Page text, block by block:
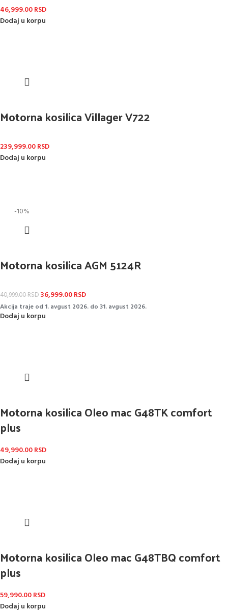
46,999.00RSD
Dodaj u korpu
Motorna kosilica Villager V722
239,999.00RSD
Dodaj u korpu
-10%
Motorna kosilica AGM 5124R
40,999.00RSD 36,999.00RSD
Akcija traje od 1. avgust 2026. do 31. avgust 2026.
Dodaj u korpu
Motorna kosilica Oleo mac G48TK comfort
plus
49,990.00RSD
Dodaj u korpu
Motorna kosilica Oleo mac G48TBQ comfort
plus
59,990.00RSD
Dodaj u korpu